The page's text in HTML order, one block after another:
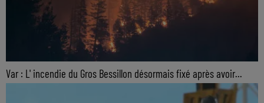
Var : L' incendie du Gros Bessillon désormais fixé après avoir...